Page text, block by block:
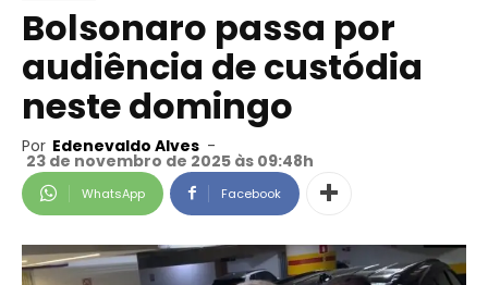
Bolsonaro passa por
audiência de custódia
neste domingo
Por Edenevaldo Alves -
23 de novembro de 2025 às 09:48h
WhatsApp Facebook